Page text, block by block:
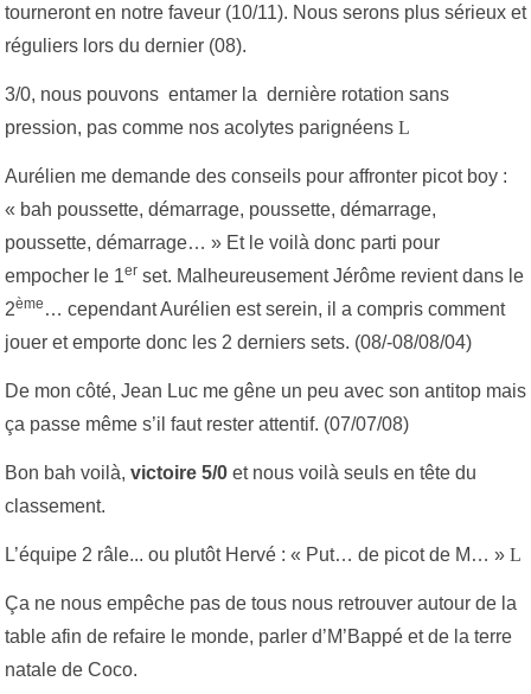
tourneront en notre faveur (10/11). Nous serons plus sérieux et
réguliers lors du dernier (08).
3/0, nous pouvons entamer la dernière rotation sans
pression, pas comme nos acolytes parignéens L
Aurélien me demande des conseils pour affronter picot boy :
« bah poussette, démarrage, poussette, démarrage,
poussette, démarrage… » Et le voilà donc parti pour
empocher le 1er set. Malheureusement Jérôme revient dans le
2ème … cependant Aurélien est serein, il a compris comment
jouer et emporte donc les 2 derniers sets. (08/-08/08/04)
De mon côté, Jean Luc me gêne un peu avec son antitop mais
ça passe même s’il faut rester attentif. (07/07/08)
Bon bah voilà, victoire 5/0 et nous voilà seuls en tête du
classement.
L’équipe 2 râle... ou plutôt Hervé : « Put… de picot de M… » L
Ça ne nous empêche pas de tous nous retrouver autour de la
table afin de refaire le monde, parler d’M’Bappé et de la terre
natale de Coco.